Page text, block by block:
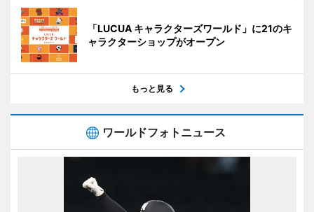
「LUCUA キャラクターズワールド」に21のキ
ャラクターショップがオープン
もっと見る
ワールドフォトニュース